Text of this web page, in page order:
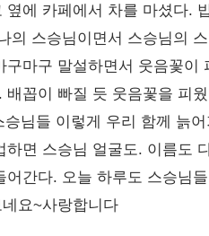
옆에 카페에서 차를 마셨다.
의 스승님이면서 스승님의
구마구 말설하면서 웃음꽃이
배꼽이 빠질 듯 웃음꽃을 피
님들 이렇게 우리 함께 늙
하면 스승님 얼굴도. 이름도
어간다. 오늘 하루도 스승님
요~사랑합니다